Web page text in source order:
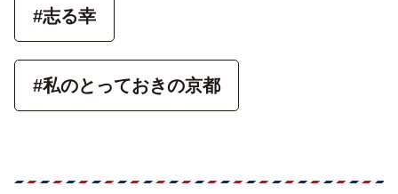
#志る幸
#私のとっておきの京都